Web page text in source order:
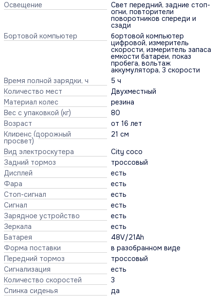
Освещение
Свет передний, задние стоп-
огни, повторители
поворотников спереди и
сзади
Бортовой компьютер
бортовой компьютер
цифровой, измеритель
скорости, измеритель запаса
емкости батареи, показ
пробега, вольтаж
аккумулятора, 3 скорости
Время полной зарядки, ч
5 ч
Количество мест
Двухместный
Материал колес
резина
Вес с упаковкой (кг)
80
Возраст
от 16 лет
Клиренс (дорожный
просвет)
21 см
Вид электроскутера
City coco
Задний тормоз
троссовый
Дисплей
есть
Фара
есть
Стоп-сигнал
есть
Сигнал
есть
Зарядное устройство
есть
Зеркала
есть
Батарея
48V/21Ah
Форма поставки
в разобранном виде
Передний тормоз
троссовый
Сигнализация
есть
Количество скоростей
3
Спинка сиденья
да